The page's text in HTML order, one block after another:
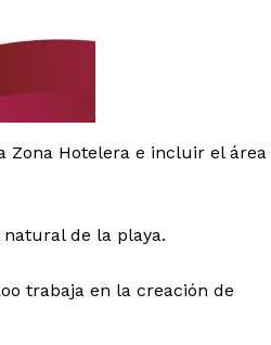
Propietaria / Financiación
Zona Hotelera e incluir el área
de la playa.
trabaja en la creación de